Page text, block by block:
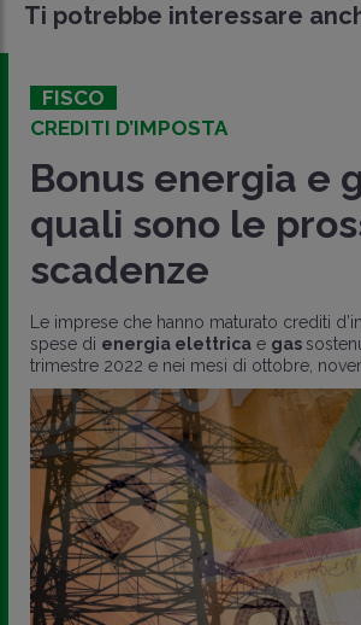
Ti potrebbe interessare
FISCO
CREDITI D’IMPOSTA
Bonus energia e
quali sono le
scadenze
Le imprese che hanno maturato crediti
spese di energia elettrica e gas
trimestre 2022 e nei mesi di ottobre,